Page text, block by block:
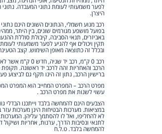
לפער משמעותי לעומת נתוני המעבדה. נתוני
היצרן.
רכב מנוע חשמלי, הנתונים השונים הינם
בפועל מושפע מגורמים שונים, בין היתר,
באביזרים, תנאי הסביבה, קיבולת סוללת
תקין ויכולים אף להגיע לפער משמעותי
ובכלל זה כתוצאה מאופן השימוש. קצב
רכב 0 ק"מ, רכב
הרכב והאחריות זהה לרכב יד ראשונה.
ברישיון הרכב, נתון זה הינו תקף גם לביצוע
מפרט הרכב – המפרט המחייב הוא המפרט
עשוי לשנות את מפרט הרכב .
הצבעים הינם להמחשה בלבד וייתכנו הבדלי
במציאות. מערכות הבטיחות הינן מערכות
לא להחליפו, ואל לו להסתמך עליהן.
לתנאי ונסיבות הדרך, ערנות, אחריות
להמחשה בלבד. ט.ל.ח